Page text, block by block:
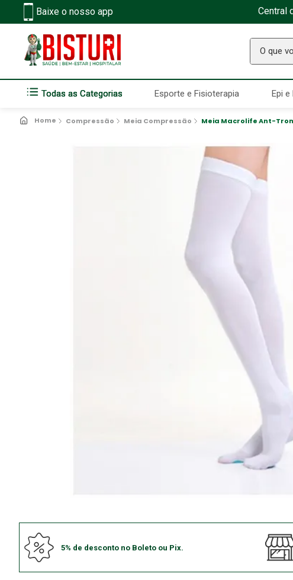
Baixe o nosso app Central
O que
Todas as Categorias Esporte e Fisioterapia Epi e
Compressão Meia Compressão Meia Macrolife Ant-
5% de desconto no Boleto ou Pix.
2º
4 º
5º